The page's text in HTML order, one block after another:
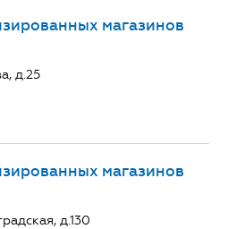
магазинов
д.25
магазинов
д.130